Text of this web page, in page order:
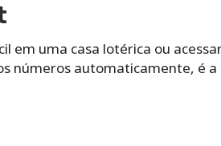
em uma casa lotérica ou
números automaticamente, é a